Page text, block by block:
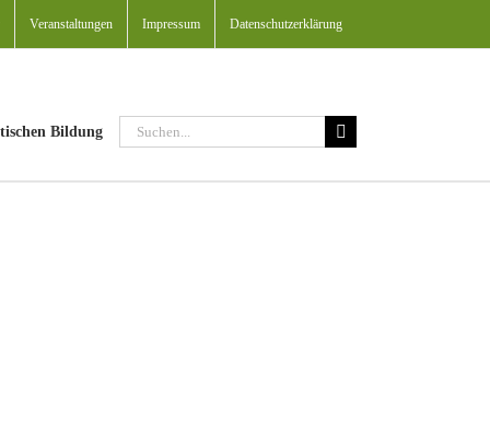
Veranstaltungen Impressum Datenschutzerklärung
Bildung
Suche
nach: